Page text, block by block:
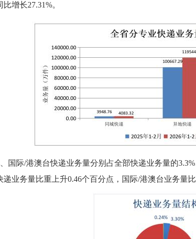
增长27.31%。
国际/港澳台快递业务量分别占全部快递业务量的
递业务量比重上升0.46个百分点，国际/港澳台业务量比